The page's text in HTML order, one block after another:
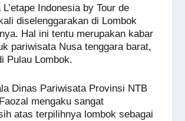
L’etape Indonesia by Tour de
diselenggarakan di Lombok
Hal ini tentu merupakan kabar
pariwisata Nusa tenggara barat,
Pulau Lombok.
Dinas Pariwisata Provinsi NTB
mengaku sangat
atas terpilihnya lombok sebagai